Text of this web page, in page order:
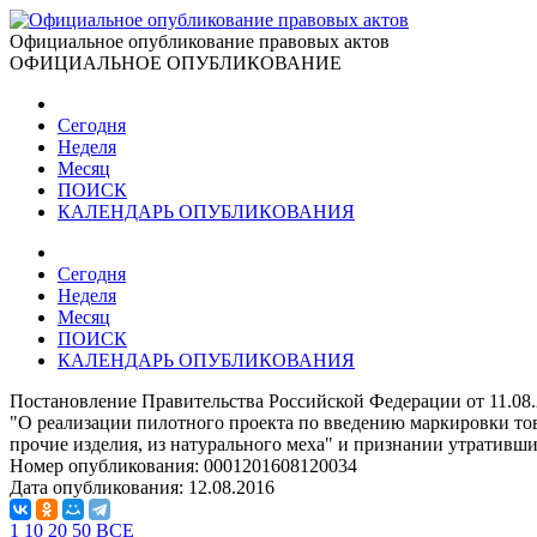
Официальное опубликование правовых актов
ОФИЦИАЛЬНОЕ ОПУБЛИКОВАНИЕ
Сегодня
Неделя
Месяц
ПОИСК
КАЛЕНДАРЬ ОПУБЛИКОВАНИЯ
Сегодня
Неделя
Месяц
ПОИСК
КАЛЕНДАРЬ ОПУБЛИКОВАНИЯ
Постановление Правительства Российской Федерации от
"О реализации пилотного проекта по введению маркировки
прочие изделия, из натурального меха" и признании
Номер опубликования: 0001201608120034
Дата опубликования: 12.08.2016
1 10 20 50 ВСЕ